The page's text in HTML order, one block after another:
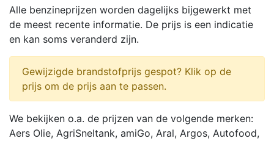
Alle benzineprijzen worden dagelijks bijgewerkt met
de meest recente informatie. De prijs is een indicatie
en kan soms veranderd zijn.
Gewijzigde brandstofprijs gespot? Klik op de
prijs om de prijs aan te passen.
We bekijken o.a. de prijzen van de volgende merken:
Aers Olie, AgriSneltank, amiGo, Aral, Argos, Autofood,